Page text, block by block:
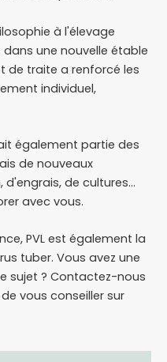
à l'élevage
une nouvelle étable
de traite a renforcé les
individuel,
également partie des
de nouveaux
de cultures...
avec vous.
PVL est également la
tuber. Vous avez une
sujet ? Contactez-nous
vous conseiller sur